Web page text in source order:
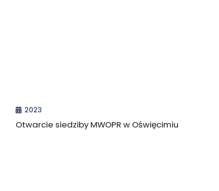
2023
Otwarcie siedziby MWOPR w Oświęcimiu